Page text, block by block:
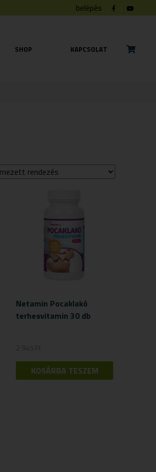
belépés
SHOP KAPCSOLAT
Netamin Pocaklakó
terhesvitamin 30 db
2 945 Ft
KOSÁRBA TESZEM